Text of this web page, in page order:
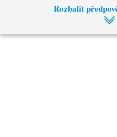
0 mm
0
Rozbalit